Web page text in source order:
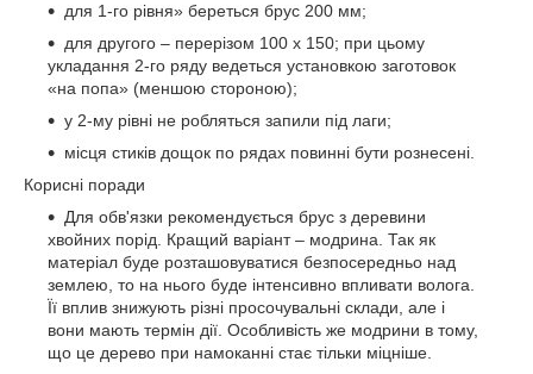
для 1-го рівня» береться брус 200 мм;
для другого – перерізом 100 х 150; при цьому
укладання 2-го ряду ведеться установкою заготовок
«на попа» (меншою стороною);
у 2-му рівні не робляться запили під лаги;
місця стиків дощок по рядах повинні бути рознесені.
Корисні поради
Для обв'язки рекомендується брус з деревини
хвойних порід. Кращий варіант – модрина. Так як
матеріал буде розташовуватися безпосередньо над
землею, то на нього буде інтенсивно впливати волога.
Її вплив знижують різні просочувальні склади, але і
вони мають термін дії. Особливість же модрини в тому,
що це дерево при намоканні стає тільки міцніше.